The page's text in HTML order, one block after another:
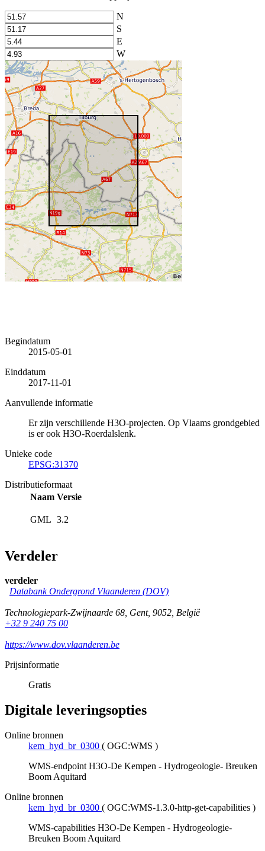
N
S
E
W
Begindatum
2015-05-01
Einddatum
2017-11-01
Aanvullende informatie
Er zijn verschillende H3O-projecten. Op Vlaams grondgebied
is er ook H3O-Roerdalslenk.
Unieke code
EPSG:31370
Distributieformaat
Naam Versie
GML 3.2
Verdeler
verdeler
Databank Ondergrond Vlaanderen (DOV)
Technologiepark-Zwijnaarde 68, Gent, 9052, België
+32 9 240 75 00
https://www.dov.vlaanderen.be
Prijsinformatie
Gratis
Digitale leveringsopties
Online bronnen
kem_hyd_br_0300 ( OGC:WMS )
WMS-endpoint H3O-De Kempen - Hydrogeologie- Breuken
Boom Aquitard
Online bronnen
kem_hyd_br_0300 ( OGC:WMS-1.3.0-http-get-capabilities )
WMS-capabilities H3O-De Kempen - Hydrogeologie-
Breuken Boom Aquitard